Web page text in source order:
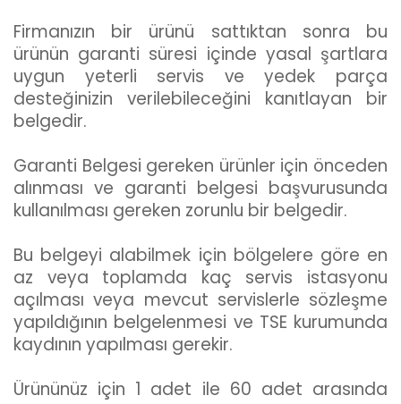
Firmanızın bir ürünü sattıktan sonra bu
ürünün garanti süresi içinde yasal şartlara
uygun yeterli servis ve yedek parça
desteğinizin verilebileceğini kanıtlayan bir
belgedir.
Garanti Belgesi gereken ürünler için önceden
alınması ve garanti belgesi başvurusunda
kullanılması gereken zorunlu bir belgedir.
Bu belgeyi alabilmek için bölgelere göre en
az veya toplamda kaç servis istasyonu
açılması veya mevcut servislerle sözleşme
yapıldığının belgelenmesi ve TSE kurumunda
kaydının yapılması gerekir.
Ürününüz için 1 adet ile 60 adet arasında